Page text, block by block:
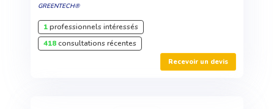
GREENTECH®
1professionnels intéressés
418consultations récentes
Recevoir un devis